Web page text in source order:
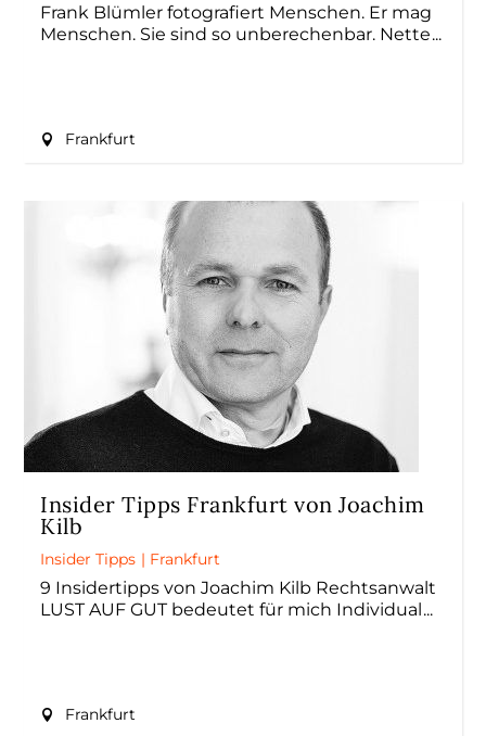
Frank Blümler fotografiert Menschen. Er mag
Menschen. Sie sind so unberechenbar. Nette
Frankfurt
Insider Tipps Frankfurt von Joachim
Kilb
Insider Tipps | Frankfurt
9 Insidertipps von Joachim Kilb Rechtsanwalt
LUST AUF GUT bedeutet für mich Individual
Frankfurt